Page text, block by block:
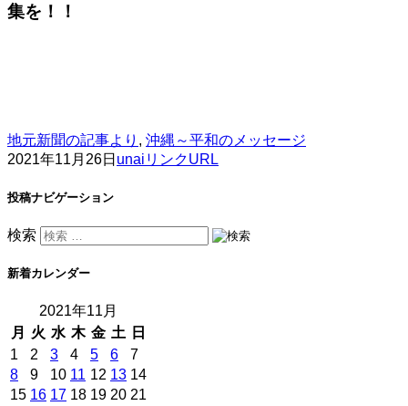
集を！！
地元新聞の記事より , 沖縄～平和のメッセージ
2021年11月26日 unai リンクURL
投稿ナビゲーション
検索
新着カレンダー
2021年11月
月
火 水 木 金 土
日
1
2 3 4 5 6
7
8
9 10 11 12 13 14
15 16 17 18 19 20 21